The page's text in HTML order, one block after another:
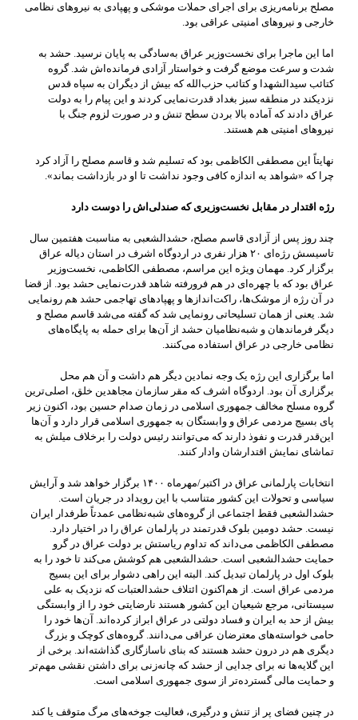
مصلح برنامه‌ریزی برای اجرای حملات موشکی و پهپادی به نیروهای نظامی
خارجی و نیروهای امنیتی عراقی بود.
اما این ماجرا برای نخست‌وزیر عراق به‌سادگی به پایان نرسید. حشد به
شدت و سرعت موضع گرفت و خواستار آزادی فرمانده‌اش شد. گروه‌
کتائب سید‌الشهدا و کتائب حزب‌الله که بیش از دیگران به سپاه قدس
نزدیکند در منطقه سبز بغداد قدرت‌نمایی کردند و این پیام را به دولت
عراق دادند که آماده بالا بردن سطح تنش و در صورت لزوم جنگ با
نیروهای امنیتی هم هستند.
نهایتاً این مصطفی الکاظمی بود که تسلیم شد و قاسم مصلح را آزاد کرد
چرا که «شواهد به اندازه کافی وجود نداشت تا او در بازداشت بماند».
رژه اقتدار در مقابل نخست‌وزیری که صندلی‌اش را دوست دارد
چند روز پس از آزادی قاسم مصلح، حشد‌الشعبی به مناسبت هفتمین سال
تاسیسش رژه‌ای ۲۰ هزار نفری در اردوگاه اشرف در استان دیاله عراق
برگزار کرد. مهمان ویژه این مراسم، مصطفی الکاظمی، نخست‌وزیر
عراق بود که با چهره‌ای در هم فرورفته شاهد قدرت‌نمایی حشد بود. از قضا
در آن رژه از موشک‌ها، راکت‌اندازها و پهپادهای تهاجمی حشد هم رونمایی
شد. یعنی از همان تسلیحاتی رونمایی شد که گفته می‌شد قاسم مصلح و
دیگر فرماندهان و شبه‌نظامیان حشد از آن‌ها برای حمله به پایگاه‌های
نظامی خارجی در عراق استفاده می‌کنند.
اما برگزاری این رژه یک وجه نمادین دیگر هم داشت و آن هم محل
برگزاری آن بود. اردوگاه اشرف که مقر سازمان مجاهدین خلق، اصلی‌ترین
گروه مسلح مخالف جمهوری اسلامی در زمان صدام حسین بود، اکنون زیر
پای بسیج مردمی عراق و وابستگان به جمهوری اسلامی قرار دارد و آن‌ها
این‌قدر قدرت و نفوذ دارند که می‌توانند رئیس دولت را برخلاف میلش به
تماشای نمایش اقتدارشان وادار کنند.
انتخابات پارلمانی عراق در اکتبر/مهرماه ۱۴۰۰ برگزار خواهد شد و آرایش
سیاسی و تحولات این کشور متناسب با این رویداد در جریان است.
حشد‌الشعبی فقط اجتماعی از گروه‌های شبه‌نظامی عمدتاً طرفدار ایران
نیست. حشد دومین بلوک قدرتمند در پارلمان عراق را در اختیار دارد.
مصطفی الکاظمی می‌داند که تداوم ریاستش بر دولت عراق در گرو
حمایت حشد‌الشعبی است. حشدالشعبی هم کوشش می‌کند تا خود را به
بلوک اول در پارلمان تبدیل کند. البته این راهی دشوار برای این بسیج
مردمی عراق است. از هم‌اکنون ائتلاف حشدالعتبات که نزدیک به علی
سیستانی، مرجع شیعیان این کشور هستند نارضایتی خود را از وابستگی
بیش از حد به ایران و فساد دولتی در عراق ابراز کرده‌اند. آن‌ها خود را
حامی خواسته‌های معترضان عراقی می‌دانند. گروه‌های کوچک و بزرگ
دیگری هم در درون حشد هستند که بنای ناسازگاری گذاشته‌اند. برخی از
این گلایه‌ها نه برای جدایی از حشد که چانه‌زنی برای داشتن نقشی مهم‌تر
و حمایت مالی گسترده‌تر از سوی جمهوری اسلامی است.
در چنین فضای پر از تنش و درگیری، فعالیت جوخه‌های مرگ متوقف یا کند